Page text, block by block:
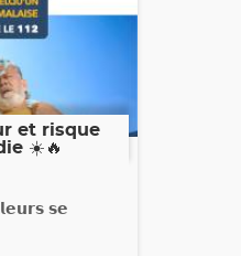
et risque
☀️🔥
𝘀𝗲